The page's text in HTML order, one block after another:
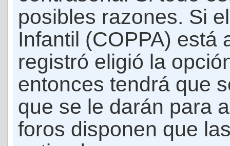
posibles razones. Si
Infantil (COPPA) está
registró eligió la
entonces tendrá que
que se le darán para
foros disponen que